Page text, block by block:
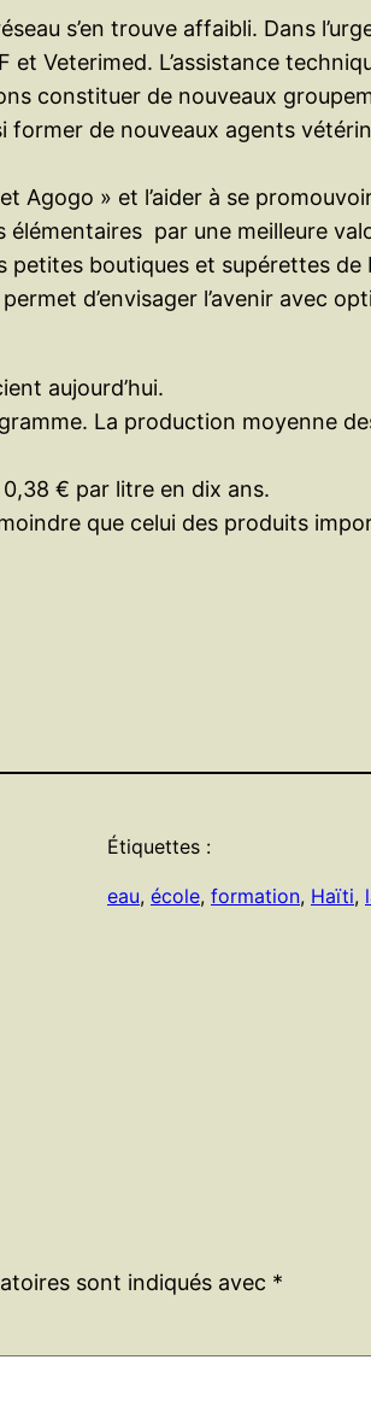
s’en trouve affaibli. Dans
Veterimed. L’assistance
constituer de nouveaux
de nouveaux agents
Agogo » et l’aider à se
par une meilleure
petites boutiques et supérettes
d’envisager l’avenir avec
aujourd’hui.
La production moyenne
€ par litre en dix ans.
que celui des produits
Étiquettes :
eau, école, formation, Haïti,
sont indiqués avec *